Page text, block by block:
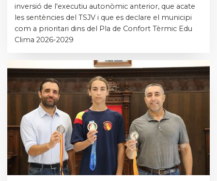
inversió de l'executiu autonòmic anterior, que acate
les sentències del TSJV i que es declare el municipi
com a prioritari dins del Pla de Confort Tèrmic Edu
Clima 2026-2029